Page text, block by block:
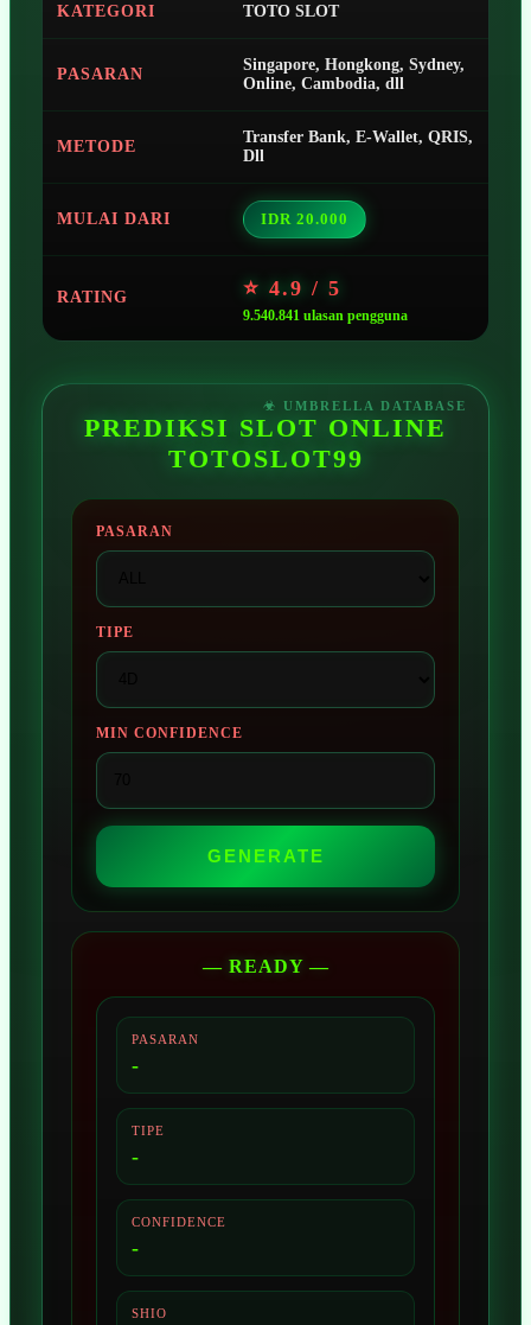
KATEGORI TOTO SLOT
PASARAN
Singapore, Hongkong, Sydney,
Online, Cambodia, dll
METODE
Transfer Bank, E-Wallet, QRIS,
Dll
MULAI DARI IDR 20.000
RATING ⭐ 4.9 / 5
9.540.841 ulasan pengguna
PREDIKSI SLOT ONLINE
TOTOSLOT99
PASARAN
TIPE
MIN CONFIDENCE
GENERATE
— READY —
PASARAN
-
TIPE
-
CONFIDENCE
-
SHIO